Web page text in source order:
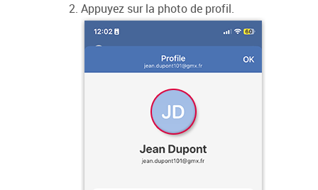
Appuyez sur la photo de profil.